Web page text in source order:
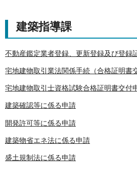
建築指導課
不動産鑑定業者登録、更新登録及び登録
宅地建物取引業法関係手続（合格証明書
宅地建物取引士資格試験合格証明書交付
建築確認等に係る申請
開発許可等に係る申請
建築物省エネ法に係る申請
盛土規制法に係る申請